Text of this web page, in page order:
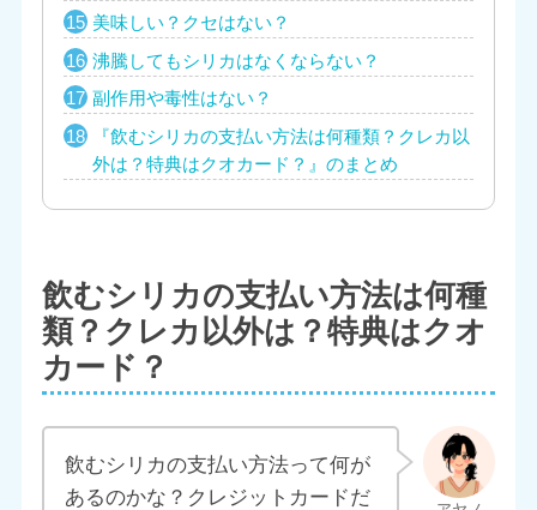
美味しい？クセはない？
沸騰してもシリカはなくならない？
副作用や毒性はない？
『飲むシリカの支払い方法は何種類？クレカ以
外は？特典はクオカード？』のまとめ
飲むシリカの支払い方法は何種
類？クレカ以外は？特典はクオ
カード？
飲むシリカの支払い方法って何が
あるのかな？クレジットカードだ